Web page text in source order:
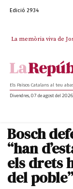
Edició 2934
La memòria viva de
La “dignitat” a
Els Països Catalans al teu
Divendres, 07 de agost del 2026
Bosch
“han
els drets
del poble”